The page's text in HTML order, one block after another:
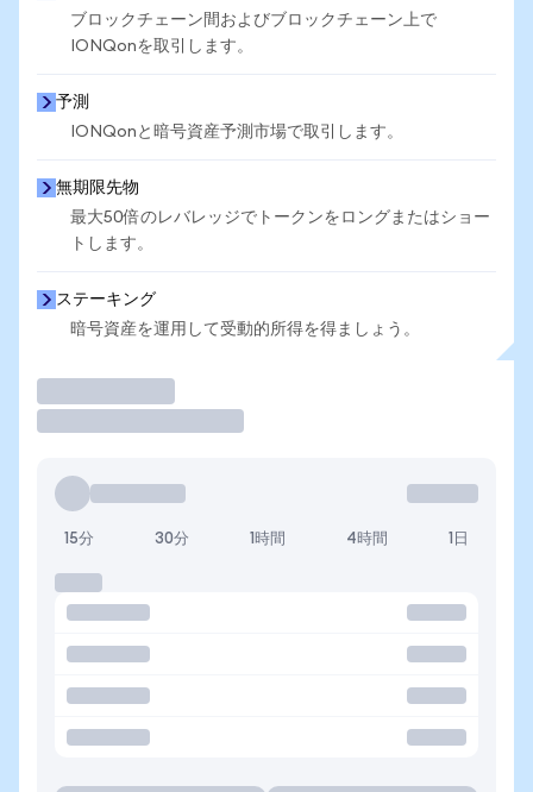
ブロックチェーン間およびブロックチェーン上で
IONQonを取引します。
予測
IONQonと暗号資産予測市場で取引します。
無期限先物
最大50倍のレバレッジでトークンをロングまたはショー
トします。
ステーキング
暗号資産を運用して受動的所得を得ましょう。
15分 30分 1時間 4時間 1日